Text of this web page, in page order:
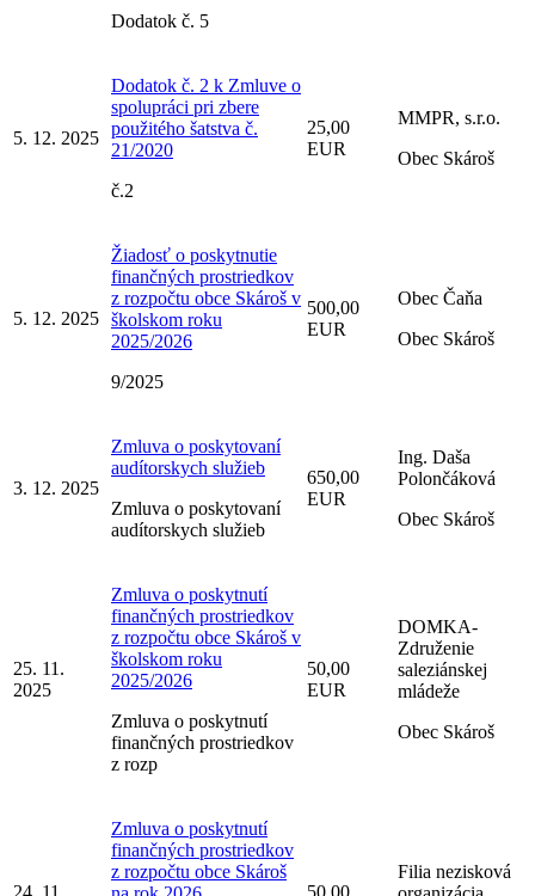
Dodatok č. 5
5. 12. 2025
Dodatok č. 2 k Zmluve o
spolupráci pri zbere
použitého šatstva č.
21/2020
č.2
25,00
EUR
MMPR, s.r.o.
Obec Skároš
5. 12. 2025
Žiadosť o poskytnutie
finančných prostriedkov
z rozpočtu obce Skároš v
školskom roku
2025/2026
9/2025
500,00
EUR
Obec Čaňa
Obec Skároš
3. 12. 2025
Zmluva o poskytovaní
audítorskych služieb
Zmluva o poskytovaní
audítorskych služieb
650,00
EUR
Ing. Daša
Polončáková
Obec Skároš
25. 11.
2025
Zmluva o poskytnutí
finančných prostriedkov
z rozpočtu obce Skároš v
školskom roku
2025/2026
Zmluva o poskytnutí
finančných prostriedkov
z rozp
50,00
EUR
DOMKA-
Združenie
saleziánskej
mládeže
Obec Skároš
24. 11.
Zmluva o poskytnutí
finančných prostriedkov
z rozpočtu obce Skároš
50,00
Filia nezisková